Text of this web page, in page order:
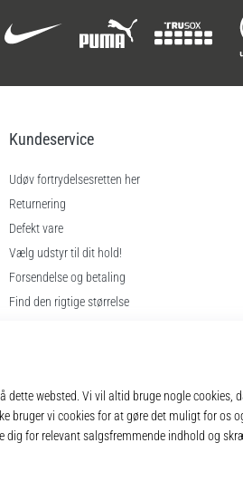
Kundeservice
Udøv fortrydelsesretten her
Returnering
Defekt vare
Vælg udstyr til dit hold!
Forsendelse og betaling
Find den rigtige størrelse